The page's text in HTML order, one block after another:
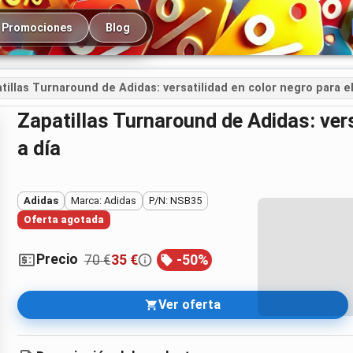
Promociones Blog
Turnaround de Adidas: versatilidad en color negro para
Zapatillas Turnaround de Adidas: versatilidad en color negro para el día
a día
Adidas Marca: Adidas
P/N: NSB35
Oferta agotada
Precio 70 €35 € -50%
Ver oferta